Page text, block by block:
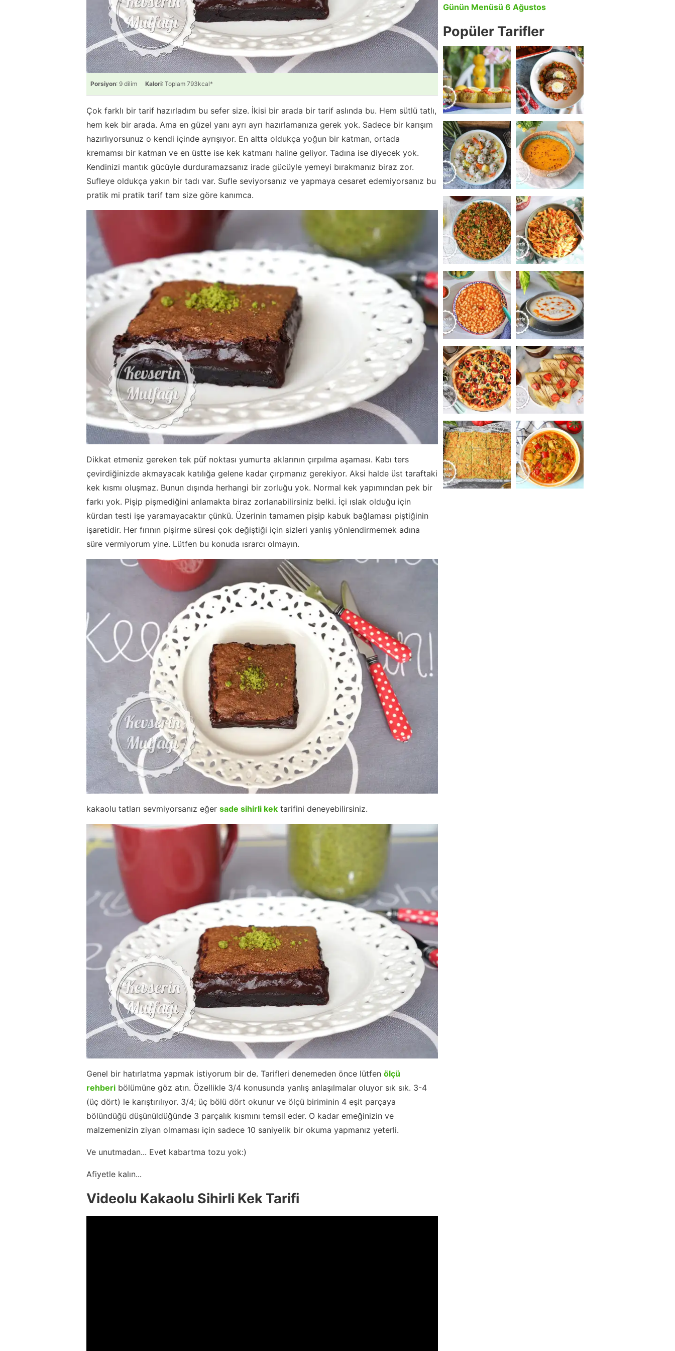
Porsiyon: 9 dilim Kalori: Toplam 793kcal*
Çok farklı bir tarif hazırladım bu sefer size. İkisi bir arada bir tarif aslında bu. Hem sütlü tatlı,
hem kek bir arada. Ama en güzel yanı ayrı ayrı hazırlamanıza gerek yok. Sadece bir karışım
hazırlıyorsunuz o kendi içinde ayrışıyor. En altta oldukça yoğun bir katman, ortada
kremamsı bir katman ve en üstte ise kek katmanı haline geliyor. Tadına ise diyecek yok.
Kendinizi mantık gücüyle durduramazsanız irade gücüyle yemeyi bırakmanız biraz zor.
Sufleye oldukça yakın bir tadı var. Sufle seviyorsanız ve yapmaya cesaret edemiyorsanız bu
pratik mi pratik tarif tam size göre kanımca.
Dikkat etmeniz gereken tek püf noktası yumurta aklarının çırpılma aşaması. Kabı ters
çevirdiğinizde akmayacak katılığa gelene kadar çırpmanız gerekiyor. Aksi halde üst taraftaki
kek kısmı oluşmaz. Bunun dışında herhangi bir zorluğu yok. Normal kek yapımından pek bir
farkı yok. Pişip pişmediğini anlamakta biraz zorlanabilirsiniz belki. İçi ıslak olduğu için
kürdan testi işe yaramayacaktır çünkü. Üzerinin tamamen pişip kabuk bağlaması piştiğinin
işaretidir. Her fırının pişirme süresi çok değiştiği için sizleri yanlış yönlendirmemek adına
süre vermiyorum yine. Lütfen bu konuda ısrarcı olmayın.
kakaolu tatları sevmiyorsanız eğer sade sihirli kek tarifini deneyebilirsiniz.
Genel bir hatırlatma yapmak istiyorum bir de. Tarifleri denemeden önce lütfen ölçü
rehberi bölümüne göz atın. Özellikle 3/4 konusunda yanlış anlaşılmalar oluyor sık sık. 3-4
(üç dört) le karıştırılıyor. 3/4; üç bölü dört okunur ve ölçü biriminin 4 eşit parçaya
bölündüğü düşünüldüğünde 3 parçalık kısmını temsil eder. O kadar emeğinizin ve
malzemenizin ziyan olmaması için sadece 10 saniyelik bir okuma yapmanız yeterli.
Ve unutmadan... Evet kabartma tozu yok:)
Afiyetle kalın...
Videolu Kakaolu Sihirli Kek Tarifi
Günün Menüsü 6 Ağustos
Popüler Tarifler